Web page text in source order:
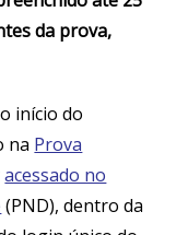
da prova,
início do
na Prova
acessado no
(PND), dentro da